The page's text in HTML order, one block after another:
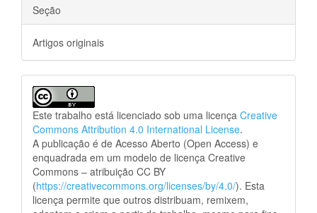
Seção
Artigos originais
Este trabalho está licenciado sob uma licença Creative
Commons Attribution 4.0 International License.
A publicação é de Acesso Aberto (Open Access) e
enquadrada em um modelo de licença Creative
Commons – atribuição CC BY
(https://creativecommons.org/licenses/by/4.0/). Esta
licença permite que outros distribuam, remixem,